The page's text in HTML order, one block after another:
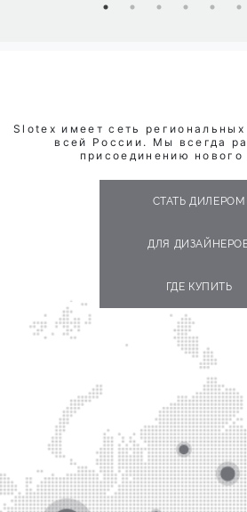
Slotex имеет сеть
всей России. Мы всегда
присоединению нового
СТАТЬ ДИЛЕРОМ
ДЛЯ
ГДЕ КУПИТЬ